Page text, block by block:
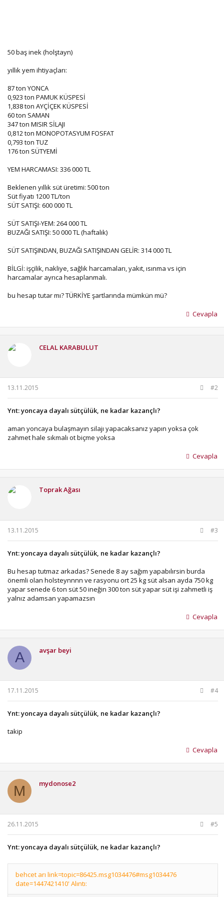
50 baş inek (holştayn)
yıllık yem ihtiyaçları:
87 ton YONCA
0,923 ton PAMUK KÜSPESİ
1,838 ton AYÇİÇEK KÜSPESİ
60 ton SAMAN
347 ton MISIR SİLAJI
0,812 ton MONOPOTASYUM FOSFAT
0,793 ton TUZ
176 ton SÜTYEMİ
YEM HARCAMASI: 336 000 TL
Beklenen yıllık süt üretimi: 500 ton
Süt fiyatı 1200 TL/ton
SÜT SATIŞI: 600 000 TL
SÜT SATIŞI-YEM: 264 000 TL
BUZAĞI SATIŞI: 50 000 TL (haftalık)
SÜT SATIŞINDAN, BUZAĞI SATIŞINDAN GELİR: 314 000 TL
BİLGİ: işçilik, nakliye, sağlık harcamaları, yakıt, ısınma vs için
harcamalar ayrıca hesaplanmalı.
bu hesap tutar mı? TÜRKİYE şartlarında mümkün mü?
Cevapla
CELAL KARABULUT
13.11.2015 #2
Ynt: yoncaya dayalı sütçülük, ne kadar kazançlı?
aman yoncaya bulaşmayın silajı yapacaksanız yapın yoksa çok
zahmet hale sıkmalı ot biçme yoksa
Cevapla
Toprak Ağası
13.11.2015 #3
Ynt: yoncaya dayalı sütçülük, ne kadar kazançlı?
Bu hesap tutmaz arkadas? Senede 8 ay sağım yapabılırsin burda
önemli olan holsteynnnn ve rasyonu ort 25 kg süt alsan ayda 750 kg
yapar senede 6 ton süt 50 ineğin 300 ton süt yapar süt işi zahmetli iş
yalnız adamsan yapamazsın
Cevapla
A avşar beyi
17.11.2015 #4
Ynt: yoncaya dayalı sütçülük, ne kadar kazançlı?
takip
Cevapla
M mydonose2
26.11.2015 #5
Ynt: yoncaya dayalı sütçülük, ne kadar kazançlı?
behcet arı link=topic=86425.msg1034476#msg1034476
date=1447421410' Alıntı: